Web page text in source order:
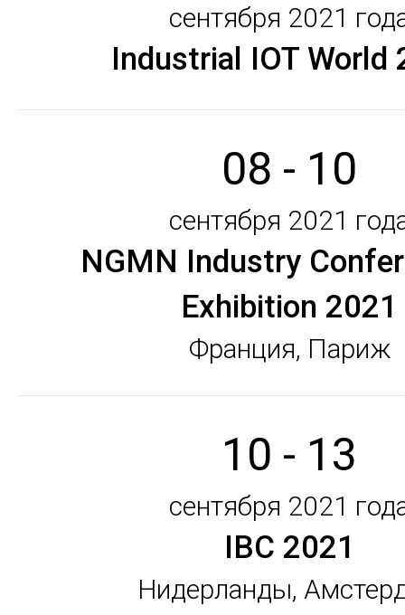
сентября 2021
Industrial IOT World
08 - 10
сентября 2021
NGMN Industry
Exhibition 2021
Франция, Париж
10 - 13
сентября 2021
IBC 2021
Нидерланды,